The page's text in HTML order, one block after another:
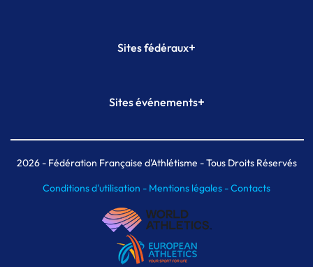
Sites fédéraux+
Plateforme Formation
Sites événements+
Meeting de Paris indoor
MAIF Ekiden de Paris
2026- Fédération Française d'Athlétisme - Tous Droits Réservés
Conditions d'utilisation - Mentions légales -Contacts